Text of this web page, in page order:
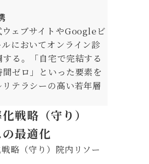
ウェブサイトやGoogleビ
においてオンライン診
る。「自宅で完結する
ゼロ」といった要素を
テラシーの高い若年層
戦略（守り）
最適化